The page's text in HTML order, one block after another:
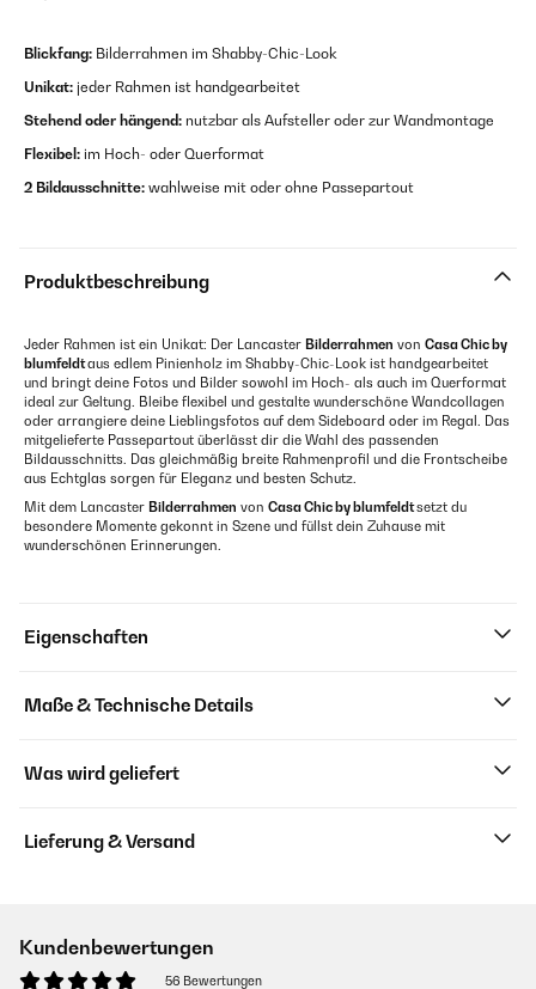
Blickfang: Bilderrahmen im Shabby-Chic-Look
Unikat: jeder Rahmen ist handgearbeitet
Stehend oder hängend: nutzbar als Aufsteller oder zur Wandmontage
Flexibel: im Hoch- oder Querformat
2 Bildausschnitte: wahlweise mit oder ohne Passepartout
Produktbeschreibung
Jeder Rahmen ist ein Unikat: Der Lancaster Bilderrahmen von Casa Chic by
blumfeldtaus edlem Pinienholz im Shabby-Chic-Look ist handgearbeitet
und bringt deine Fotos und Bilder sowohl im Hoch- als auch im Querformat
ideal zur Geltung. Bleibe flexibel und gestalte wunderschöne Wandcollagen
oder arrangiere deine Lieblingsfotos auf dem Sideboard oder im Regal. Das
mitgelieferte Passepartout überlässt dir die Wahl des passenden
Bildausschnitts. Das gleichmäßig breite Rahmenprofil und die Frontscheibe
aus Echtglas sorgen für Eleganz und besten Schutz.
Mit dem Lancaster Bilderrahmen von Casa Chic by blumfeldtsetzt du
besondere Momente gekonnt in Szene und füllst dein Zuhause mit
wunderschönen Erinnerungen.
Eigenschaften
Maße & Technische Details
Was wird geliefert
Lieferung & Versand
Kundenbewertungen
56 Bewertungen